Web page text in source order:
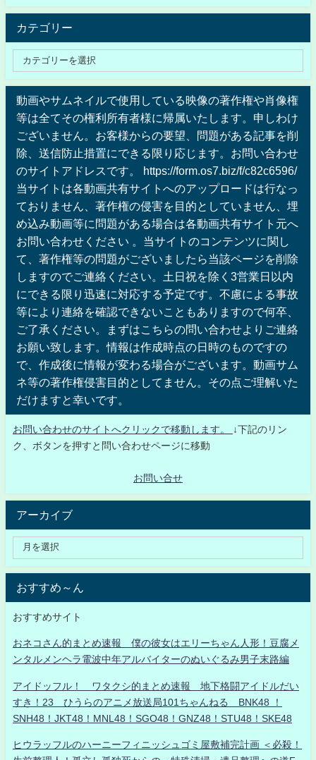
カテゴリー
動画やサムネイルで使用している映像の著作権や肖像権
等は全てその権利所有者様に帰属いたします。申しわけ
ございません。お客様からの要望、問題がある記事を削
除、送信防止措置にできる限り応じます。お問い合わせ
のサイトアドレスです。 https://form.os7.biz/f/c82c6596/
当サイトは各動画共有サイトへのアップロードは行なっ
ておりません、著作権の侵害を目的としていません、埋
め込み動画等に問題がある場合は各動画共有サイト元へ
お問い合わせください 。当サイトのコンテンツに関し
て、著作権等の問題がございましたら当該ページを削除
しますのでご連絡ください。土日祝を除く3営業日以内
にできる限り迅速に対応する予定です。不慮による事故
等により連絡を確認できないこともありますので何卒、
ご了承ください。まずはこちらの問い合わせよりご連絡
お願い致します。情報は作成時点の日時のものですの
で、作成後に情報が変わる場合がございます。動画サム
ネ等の著作権侵害目的としてません。その点ご理解いた
だけますと幸いです。
お問い合わせのサイトへクリックで移動します。
↓下記のリン
ク、ボタンを押すと問い合わせページに移動
お問い合せ
アーカイブ
おすすめ～ん
おすすめサイト
おネコさん的まとめ速報 僕の彼女はエリーちゃん人形！豆腐メ
ンタルメンヘラ電波中年アルバイターのぬいぐるみ男子末路編
アイドッフル！ ワタクシ的まとめ速報 地下格闘アイドルだい
すき！23 ひうらのアニメ放送局101ちゃんねる BNK48 ！
SNH48！JKT48！MNL48！SGO48！GNZ48！STU48！SKE48
ヒウラッフルのハーニーフィニッシュゴミ屋敷補完計画 ＜必殺！